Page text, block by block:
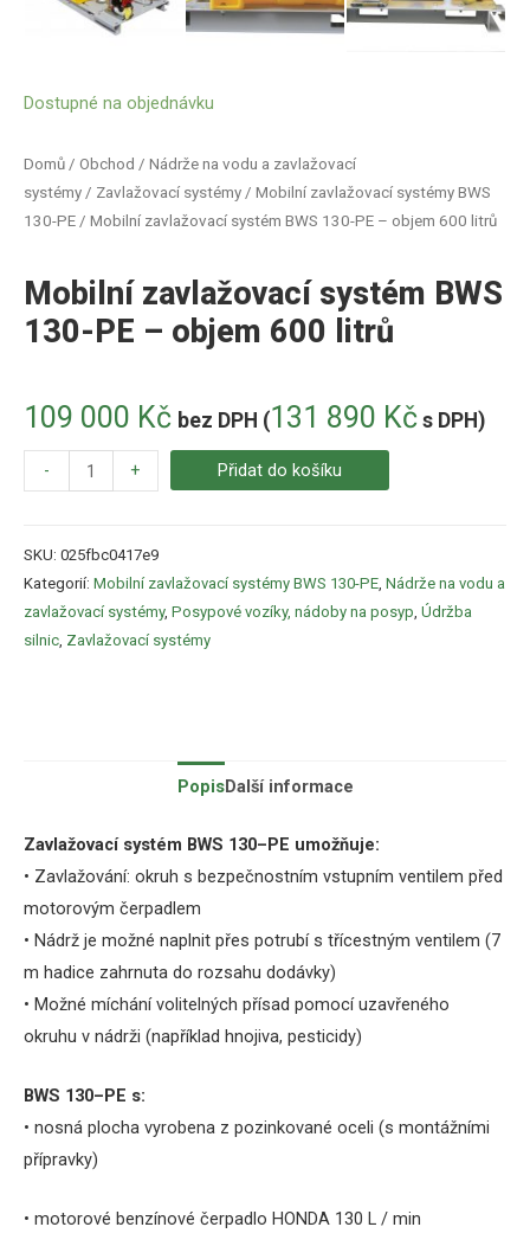
Domů / Obchod / Nádrže na vodu a zavlažovací
systémy / Zavlažovací systémy / Mobilní zavlažovací systémy BWS
130-PE / Mobilní zavlažovací systém BWS 130-PE – objem 600 litrů
Mobilní zavlažovací systém BWS
130-PE – objem 600 litrů
109 000 Kč bez DPH (131 890 Kč s DPH)
Dostupné na objednávku
- + Přidat do košíku
SKU: 025fbc0417e9
Kategorií: Mobilní zavlažovací systémy BWS 130-PE Nádrže na vodu a
zavlažovací systémy, Posypové vozíky, nádoby na posyp Údržba
silnic Zavlažovací systémy
PopisDalší informace
Zavlažovací systém BWS 130–PE umožňuje:
• Zavlažování: okruh s bezpečnostním vstupním ventilem před
motorovým čerpadlem
• Nádrž je možné naplnit přes potrubí s třícestným ventilem (7
m hadice zahrnuta do rozsahu dodávky)
• Možné míchání volitelných přísad pomocí uzavřeného
okruhu v nádrži (například hnojiva, pesticidy)
BWS 130–PE s:
• nosná plocha vyrobena z pozinkované oceli (s montážními
přípravky)
• motorové benzínové čerpadlo HONDA 130 L / min